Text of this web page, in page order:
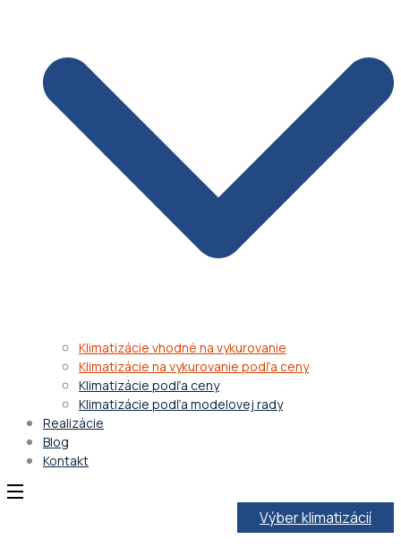
Klimatizácie vhodné na vykurovanie
Klimatizácie na vykurovanie podľa ceny
Klimatizácie podľa ceny
Klimatizácie podľa modelovej rady
Realizácie
Blog
Kontakt
Výber klimatizácií